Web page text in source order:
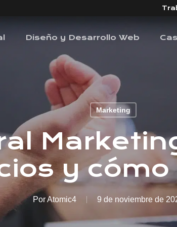
Diseño y Desarrollo Web
Marketing
y
Por Atomic4 9 de noviembre de